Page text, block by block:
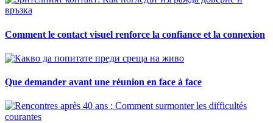
Comment le contact visuel renforce la confiance et la connexion
Que demander avant une réunion en face à face